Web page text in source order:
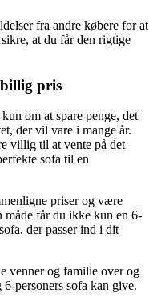
fra andre købere for at
at du får den rigtige
pris
om at spare penge, det
der vil vare i mange år.
villig til at vente på det
sofa til en
priser og være
får du ikke kun en 6-
der passer ind i dit
venner og familie over og
personers sofa kan give.